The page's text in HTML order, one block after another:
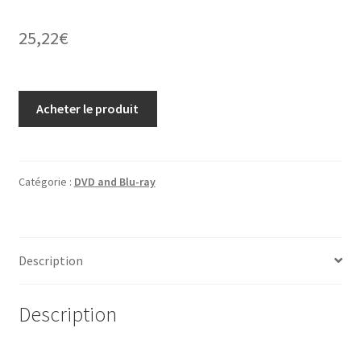
25,22€
Acheter le produit
Catégorie : DVD and Blu-ray
Description
Description